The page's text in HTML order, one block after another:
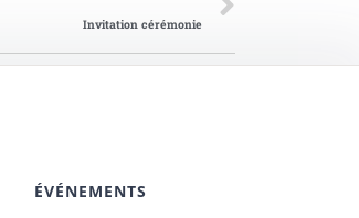
Invitation cérémonie
ÉVÉNEMENTS